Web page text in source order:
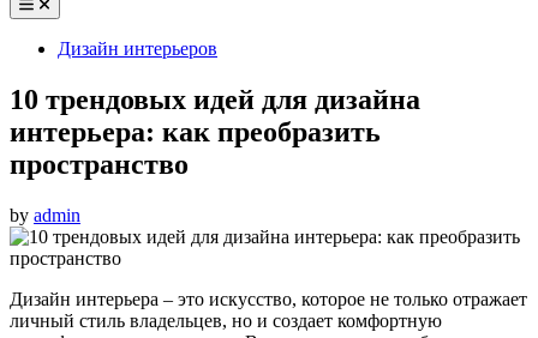
Posted Дизайн интерьеров
10 трендовых идей для дизайна
интерьера: как преобразить
пространство
by admin
Дизайн интерьера – это искусство, которое не только отражает
личный стиль владельцев, но и создает комфортную